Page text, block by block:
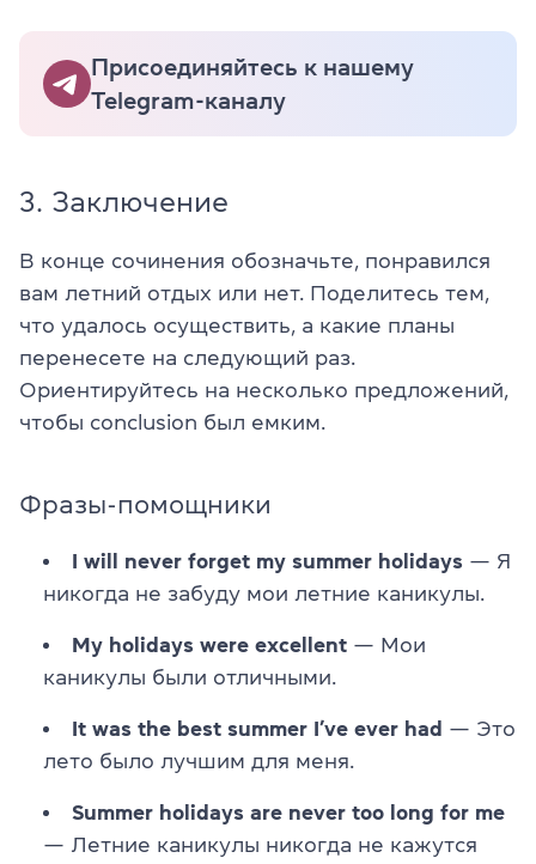
Присоединяйтесь к нашему
Telegram-каналу
3. Заключение
В конце сочинения обозначьте, понравился
вам летний отдых или нет. Поделитесь тем,
что удалось осуществить, а какие планы
перенесете на следующий раз.
Ориентируйтесь на несколько предложений,
чтобы сonclusion был емким.
Фразы-помощники
I will never forget my summer holidays — Я
никогда не забуду мои летние каникулы.
My holidays were excellent — Мои
каникулы были отличными.
It was the best summer I’ve ever had — Это
лето было лучшим для меня.
Summer holidays are never too long for me
— Летние каникулы никогда не кажутся